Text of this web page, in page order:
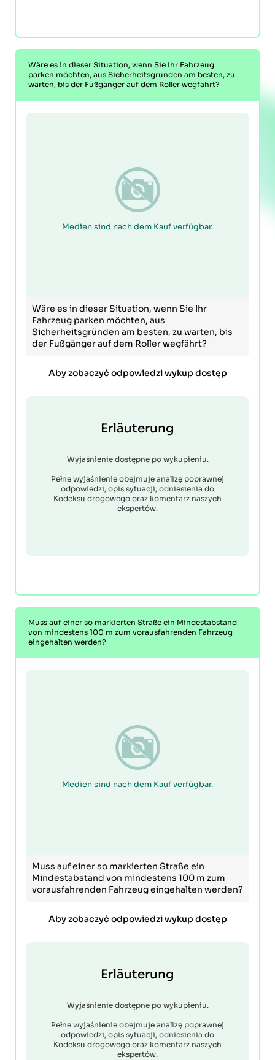
Wäre es in dieser Situation, wenn Sie Ihr Fahrzeug
parken möchten, aus Sicherheitsgründen am besten, zu
warten, bis der Fußgänger auf dem Roller wegfährt?
Medien sind nach dem Kauf verfügbar.
Wäre es in dieser Situation, wenn Sie Ihr
Fahrzeug parken möchten, aus
Sicherheitsgründen am besten, zu warten, bis
der Fußgänger auf dem Roller wegfährt?
Aby zobaczyć odpowiedzi wykup dostęp
Erläuterung
Wyjaśnienie dostępne po wykupieniu.
Pełne wyjaśnienie obejmuje analizę poprawnej
odpowiedzi, opis sytuacji, odniesienia do
Kodeksu drogowego oraz komentarz naszych
ekspertów.
Muss auf einer so markierten Straße ein Mindestabstand
von mindestens 100 m zum vorausfahrenden Fahrzeug
eingehalten werden?
Medien sind nach dem Kauf verfügbar.
Muss auf einer so markierten Straße ein
Mindestabstand von mindestens 100 m zum
vorausfahrenden Fahrzeug eingehalten werden?
Aby zobaczyć odpowiedzi wykup dostęp
Erläuterung
Wyjaśnienie dostępne po wykupieniu.
Pełne wyjaśnienie obejmuje analizę poprawnej
odpowiedzi, opis sytuacji, odniesienia do
Kodeksu drogowego oraz komentarz naszych
ekspertów.